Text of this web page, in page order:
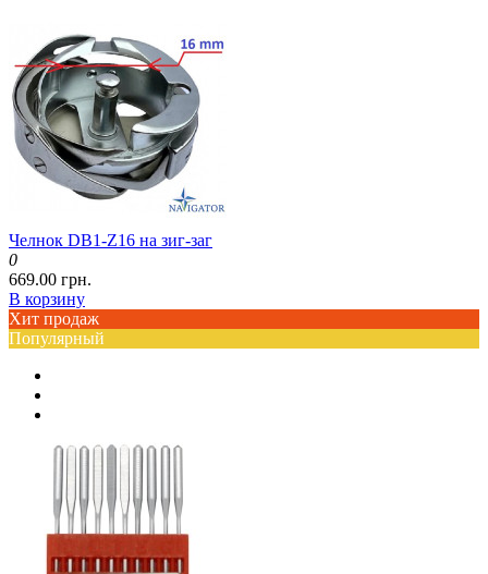
Челнок DB1-Z16 на зиг-заг
0
669.00 грн.
В корзину
Хит продаж
Популярный